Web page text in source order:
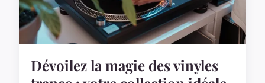
Dévoilez la magie des vinyles